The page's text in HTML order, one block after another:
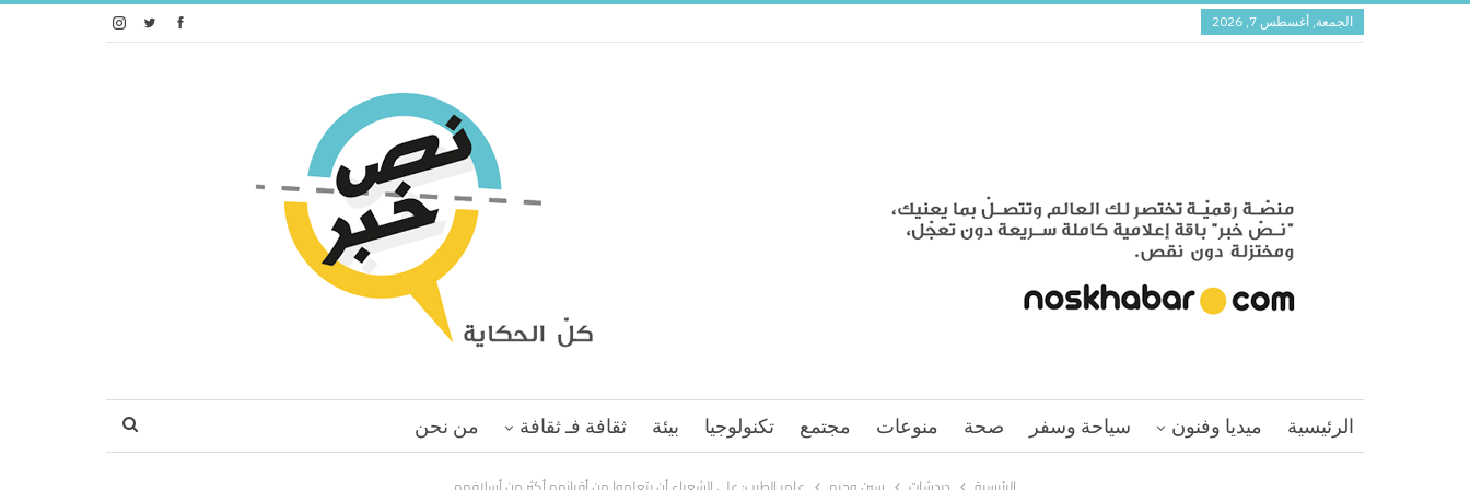
الجمعة, أغسطس 7, 2026
الرئيسية ميديا وفنون سياحة وسفر صحة منوعات مجتمع تكنولوجيا بيئة ثقافة فـ ثقافة من نحن